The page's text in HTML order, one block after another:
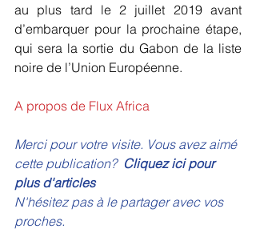
au plus tard le 2 juillet 2019 avant
d’embarquer pour la prochaine étape,
qui sera la sortie du Gabon de la liste
noire de l’Union Européenne.
A propos de Flux Africa
Merci pour votre visite. Vous avez aimé
cette publication? Cliquez ici pour
plus d'articles
N'hésitez pas à le partager avec vos
proches.